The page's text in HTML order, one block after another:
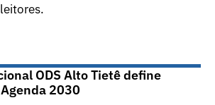
leitores.
ODS Alto Tietê define
2030